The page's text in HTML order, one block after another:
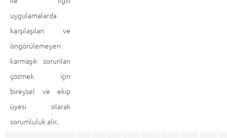
uygulamalarda
karşılaşılan ve
öngörülemeyen
karmaşık sorunları
çözmek için
bireysel ve ekip
üyesi olarak
sorumluluk alır.